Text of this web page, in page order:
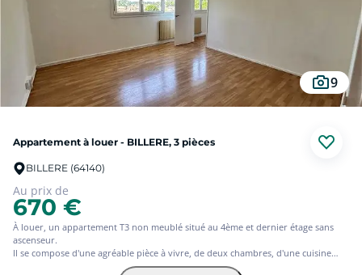
9
Appartement à louer - BILLERE, 3 pièces
BILLERE (64140)
Au prix de
670 €
À louer, un appartement T3 non meublé situé au 4ème et dernier étage sans
ascenseur.
Il se compose d'une agréable pièce à vivre, de deux chambres, d'une cuisine
équipée et aménagée, d'une salle de bain, d'un WC séparé ainsi que de deux